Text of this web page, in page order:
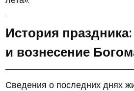
История
и вознесение
Сведения о последних днях